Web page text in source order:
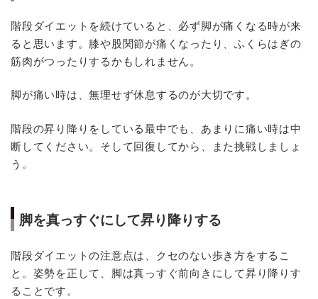
階段ダイエットを続けていると、必ず脚が痛くなる時が来
ると思います。膝や股関節が痛くなったり、ふくらはぎの
筋肉がつったりするかもしれません。
脚が痛い時は、無理せず休息するのが大切です。
階段の昇り降りをしている最中でも、あまりに痛い時は中
断してください。そして回復してから、また挑戦しましょ
う。
脚を真っすぐにして昇り降りする
階段ダイエットの注意点は、クセのない歩き方をするこ
と。姿勢を正して、脚は真っすぐ前向きにして昇り降りす
ることです。